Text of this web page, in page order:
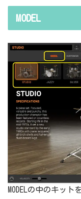
MODEL
MODELの中のキッ